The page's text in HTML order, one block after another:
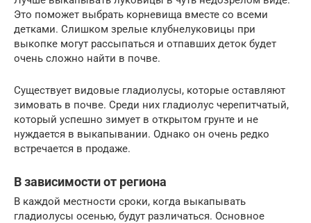
Это поможет выбрать корневища вместе со всеми
детками. Слишком зрелые клубнелуковицы при
выкопке могут рассыпаться и отпавших деток будет
очень сложно найти в почве.
Существует видовые гладиолусы, которые оставляют
зимовать в почве. Среди них гладиолус черепитчатый,
который успешно зимует в открытом грунте и не
нуждается в выкапывании. Однако он очень редко
встречается в продаже.
В зависимости от региона
В каждой местности сроки, когда выкапывать
гладиолусы осенью, будут различаться. Основное